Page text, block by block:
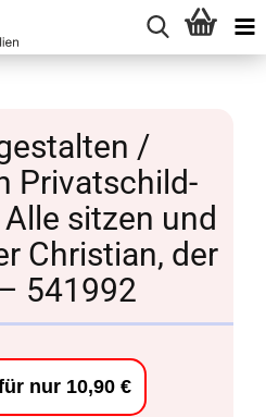
/
Privatschild-
sitzen und
Christian, der
541992
nur 10,90 €